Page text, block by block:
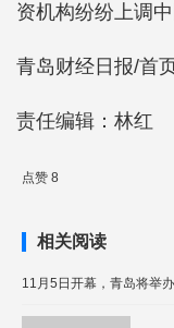
资机构纷纷上调中
青岛财经日报/首
责任编辑：林红
点赞 8
相关阅读
11月5日开幕，青岛将举